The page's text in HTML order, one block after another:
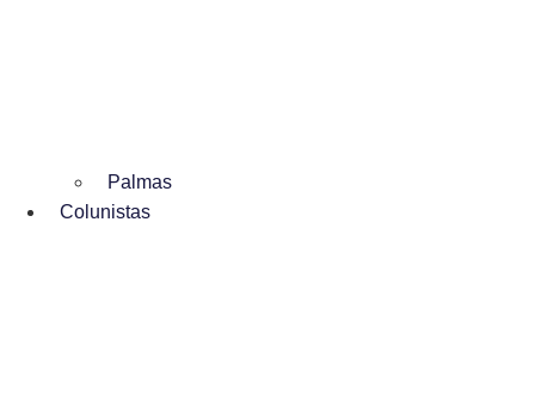
Palmas
Colunistas